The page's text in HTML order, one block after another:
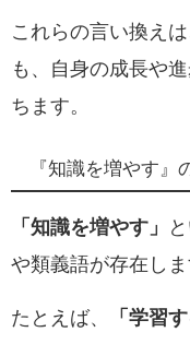
これらの言い換え
も、自身の成長や
ちます。
『知識を増やす』
「知識を増やす」
や類義語が存在しま
たとえば、 「学習す